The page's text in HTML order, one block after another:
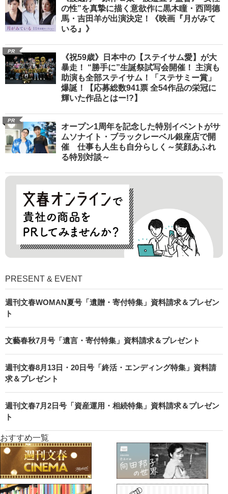
の性”を真摯に描く意欲作に黒木瞳・西岡德
馬・吉田羊が出演決定！《映画『月がみて
いる』》
PR
《祝59歳》日本中の【ステイサム愛】が大
暴走！ “勝手に”生誕祭試写会開催！ 主演も
助演も全部ステイサム！「ステサミー賞」
爆誕！【応募総数941票 全54作品の栄冠に
輝いた作品とはー!?】
PR
オープン1周年を記念した特別イベントがサ
ムソナイト・ブラックレーベル銀座店で開
催 仕事も人生も自分らしく～笑顔あふれ
る特別対談～
PRESENT & EVENT
週刊文春WOMAN夏号「遺贈・寄付特集」資料請求＆プレゼン
ト
文藝春秋7月号「遺言・寄付特集」資料請求＆プレゼント
週刊文春8月13日・20日号「終活・エンディング特集」資料請
求＆プレゼント
週刊文春7月2日号「資産運用・相続特集」資料請求＆プレゼン
ト
おすすめ一覧